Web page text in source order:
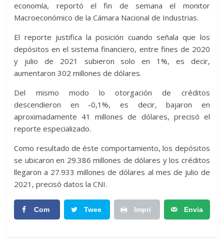
economía, reportó el fin de semana el monitor
Macroeconómico de la Cámara Nacional de Industrias.
El reporte justifica la posición cuando señala que los
depósitos en el sistema financiero, entre fines de 2020
y julio de 2021 subieron solo en 1%, es decir,
aumentaron 302 millones de dólares.
Del mismo modo lo otorgación de créditos
descendieron en -0,1%, es decir, bajaron en
aproximadamente 41 millones de dólares, precisó el
reporte especializado.
Como resultado de éste comportamiento, los depósitos
se ubicaron en 29.386 millones de dólares y los créditos
llegaron a 27.933 millones de dólares al mes de julio de
2021, precisó datos la CNI.
Com Twee Impri Envia